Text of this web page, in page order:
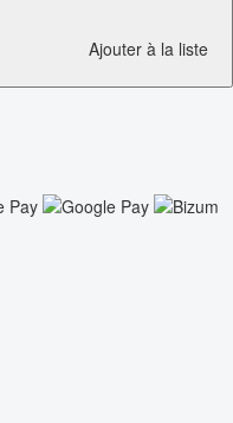
Ajouter à la liste